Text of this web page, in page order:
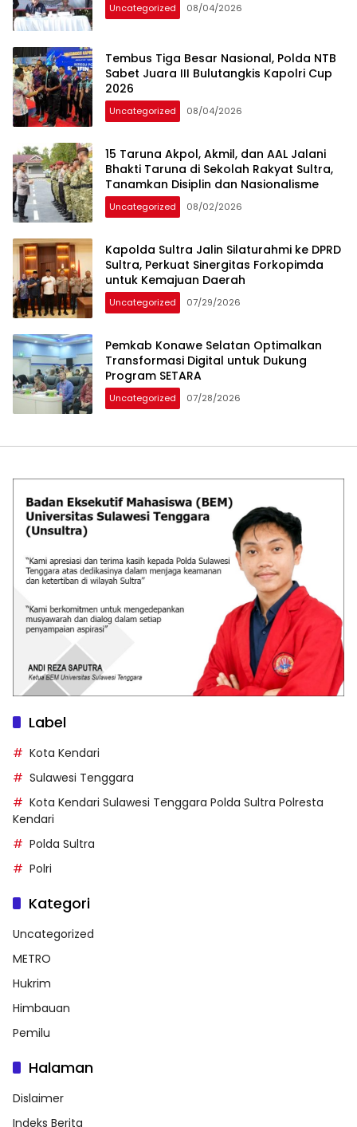
Uncategorized 08/04/2026
Tembus Tiga Besar Nasional, Polda NTB
Sabet Juara III Bulutangkis Kapolri Cup
2026
Uncategorized 08/04/2026
15 Taruna Akpol, Akmil, dan AAL Jalani
Bhakti Taruna di Sekolah Rakyat Sultra,
Tanamkan Disiplin dan Nasionalisme
Uncategorized 08/02/2026
Kapolda Sultra Jalin Silaturahmi ke DPRD
Sultra, Perkuat Sinergitas Forkopimda
untuk Kemajuan Daerah
Uncategorized 07/29/2026
Pemkab Konawe Selatan Optimalkan
Transformasi Digital untuk Dukung
Program SETARA
Uncategorized 07/28/2026
Label
Kota Kendari
Sulawesi Tenggara
Kota Kendari Sulawesi Tenggara Polda Sultra Polresta
Kendari
Polda Sultra
Polri
Kategori
Uncategorized
METRO
Hukrim
Himbauan
Pemilu
Halaman
Dislaimer
Indeks Berita